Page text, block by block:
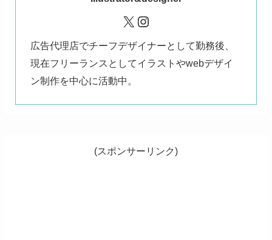
X Instagram
広告代理店でチーフデザイナーとして勤務後、
現在フリーランスとしてイラストやwebデザイ
ン制作を中心に活動中。
(スポンサーリンク)